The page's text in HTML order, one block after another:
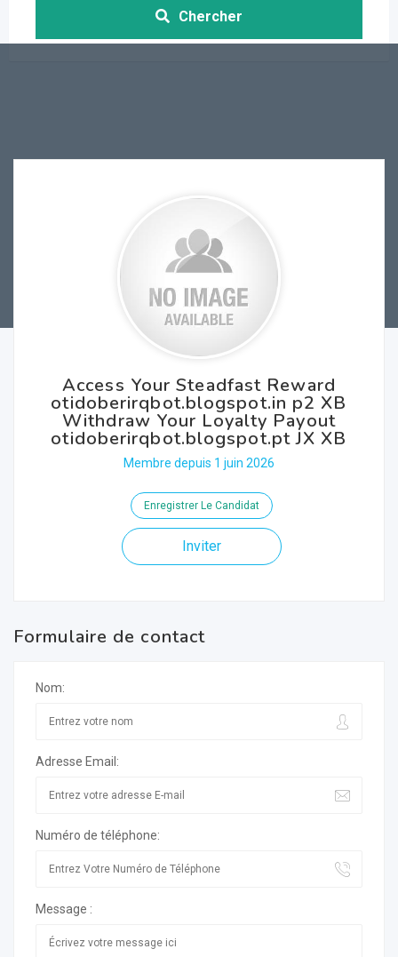
Chercher
Access Your Steadfast Reward
otidoberirqbot.blogspot.in p2 XB
Withdraw Your Loyalty Payout
otidoberirqbot.blogspot.pt JX XB
Membre depuis 1 juin 2026
Enregistrer Le Candidat
Inviter
Formulaire de contact
Nom:
Adresse Email:
Numéro de téléphone:
Message :